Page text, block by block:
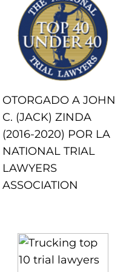
OTORGADO A JOHN
C. (JACK) ZINDA
(2016-2020) POR LA
NATIONAL TRIAL
LAWYERS
ASSOCIATION